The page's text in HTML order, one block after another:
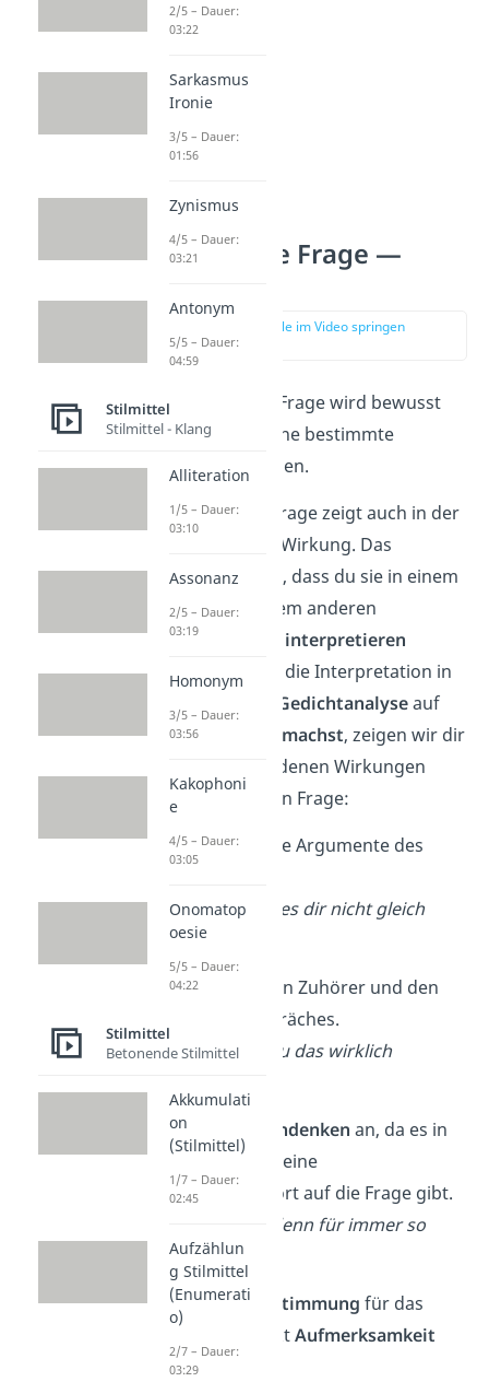
Rhetorische Frage —
zur Stelle im Video springen
(02:11)
Eine rhetorische Frage wird bewusst
eingesetzt, um eine bestimmte
Wirkung
zu erzielen.
Die rhetorische Frage zeigt auch in der
Literatur oft ihre Wirkung. Das
bedeutet für dich, dass du sie in einem
Gedicht oder einem anderen
literarischen Text interpretieren
kannst. Damit du die Interpretation in
Gedichtanalyseauf
jeden Fall
richtig machst, zeigen wir dir
jetzt die verschiedenen Wirkungen
einer rhetorischen Frage:
✓
Unterstützt
die Argumente des
→ z. B.: Habe ich es dir nicht gleich
gesagt?
Beeinflusst
den Zuhörer und den
Verlauf des Gespräches.
→ z. B.: Findest du das wirklich
Regt zum Nachdenken an, da es in
manchen Fällen keine
eindeutige Antwort auf die Frage gibt.
→ z. B.: Soll das denn für immer so
weitergehen?
✓
Erhöht die Zustimmung für das
Gesagte und lenktAufmerksamkeit
auf die Aussage
2/5 – Dauer:
03:22
Sarkasmus
Ironie
3/5 – Dauer:
01:56
Zynismus
4/5 – Dauer:
03:21
Antonym
5/5 – Dauer:
04:59
Stilmittel
Stilmittel - Klang
Alliteration
1/5 – Dauer:
03:10
Assonanz
2/5 – Dauer:
03:19
Homonym
3/5 – Dauer:
03:56
Kakophoni
e
4/5 – Dauer:
03:05
Onomatop
oesie
5/5 – Dauer:
04:22
Stilmittel
Betonende Stilmittel
Akkumulati
on
(Stilmittel)
1/7 – Dauer:
02:45
Aufzählun
g Stilmittel
(Enumerati
o)
2/7 – Dauer:
03:29